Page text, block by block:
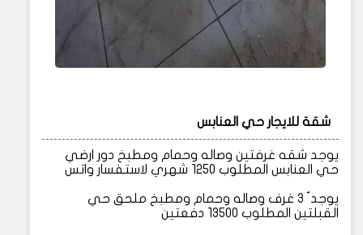
شقة للايجار حي العنابس
يوجد شقه غرفتين وصاله وحمام ومطبخ دور ارضي
حي العنابس المطلوب 1250 شهري لاستفسار واتس
يوجد ُ 3 غرف وصاله وحمام ومطبخ ملحق حي
القبلتين المطلوب 13500 دفعتين